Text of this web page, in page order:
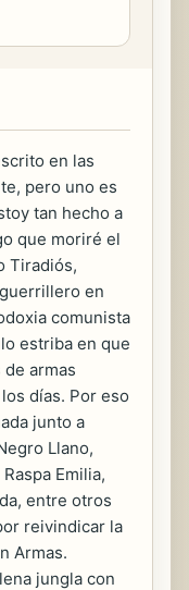
en las
pero uno es
tan hecho a
que moriré el
Tiradiós,
en
comunista
estriba en que
armas
días. Por eso
junto a
Llano,
Emilia,
entre otros
reivindicar la
Armas.
jungla con